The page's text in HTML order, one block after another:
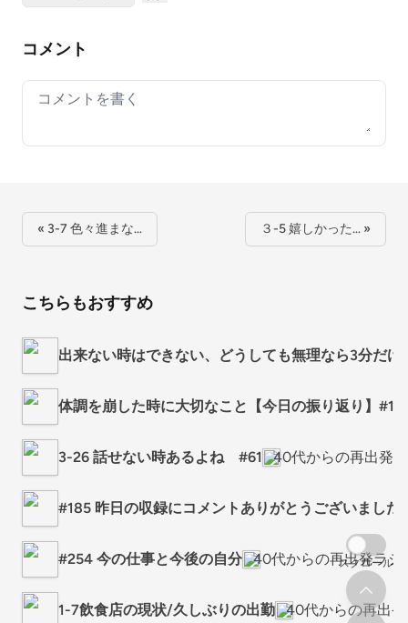
コメント
Your comment
« 3-7 色々進まな… ３-5 嬉しかった… »
こちらもおすすめ
出来ない時はできない、どうしても無理なら3分だけ
体調を崩した時に大切なこと【今日の振り返り】
3-26 話せない時あるよね #61 40代からの再出発
#185 昨日の収録にコメントありがとうございました
#254 今の仕事と今後の自分 40代からの再出発ラジ
1-7飲食店の現状/久しぶりの出勤 40代からの再出
スクロール